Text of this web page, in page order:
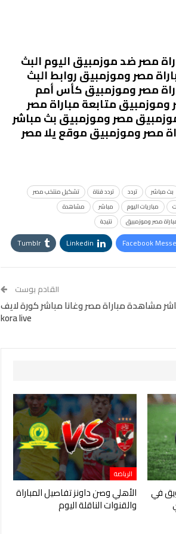
مصر ضد موزمبيق اليوم البث
مصر وموزمبيق روابط البث
مصر وموزمبيق كأس أمم
لايف لعبة مصر وموزمبيق متابعة مباراة مصر
مصر وموزمبيق بث مباشر
مصر وموزمبيق موقع يلا مصر
بث مباشر تردد تردد قناة
تشكيل منتخب مصر
مباريات اليوم مباشر
مشاهدة
مصر وموزمبيق نتيجة
Facebook
Linkedin
Tumblr
القادم بوست
مشاهدة مباراة مصر وغانا مباشر كورة لايف
kora live
في
الرياضة
الأهلي وصن داونز تفاصيل المباراة
والقنوات الناقلة اليوم